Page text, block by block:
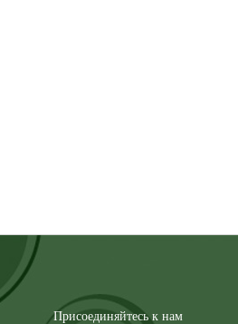
Присоединяйтесь к нам